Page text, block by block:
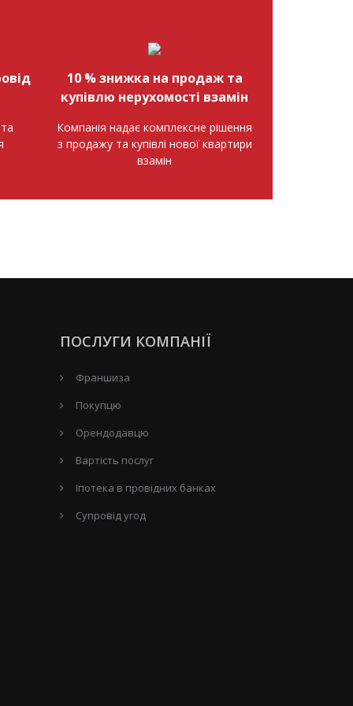
10 % знижка на продаж та
купівлю нерухомості взамін
Компанія надає комплексне рішення
з продажу та купівлі нової квартири
взамін
ПОСЛУГИ КОМПАНІЇ
Франшиза
Покупцю
Орендодавцю
Вартість послуг
Іпотека в провідних банках
Супровід угод